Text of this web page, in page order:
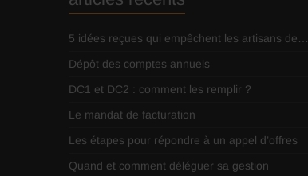
5 idées reçues qui empêchent les artisans de….
Dépôt des comptes annuels
DC1 et DC2 : comment les remplir ?
Le mandat de facturation
Les étapes pour répondre à un appel d’offres
Quand et comment déléguer sa gestion